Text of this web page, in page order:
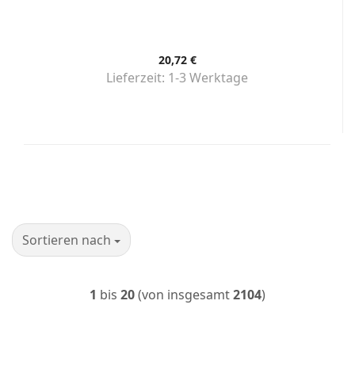
20,72 €
Lieferzeit: 1-3 Werktage
Sortieren nach
Sortieren nach
1 bis 20(von insgesamt2104)